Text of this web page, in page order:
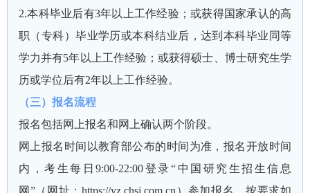
2.本科毕业后有3年以上工作经验；或获得国家承认的高
职（专科）毕业学历或本科结业后，达到本科毕业同等
学力并有5年以上工作经验；或获得硕士、博士研究生学
历或学位后有2年以上工作经验。
（三）报名流程
报名包括网上报名和网上确认两个阶段。
网上报名时间以教育部公布的时间为准，报名开放时间
内，考生每日9:00-22:00登录“中国研究生招生信息